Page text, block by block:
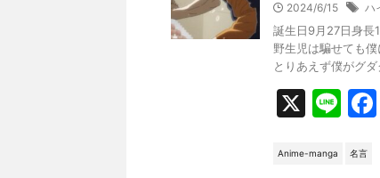
2024/6/15 ハ
誕生日9月27日身長
野生児は騙せても
とりあえず僕がグ
X
Li
e
Anime-manga 名言